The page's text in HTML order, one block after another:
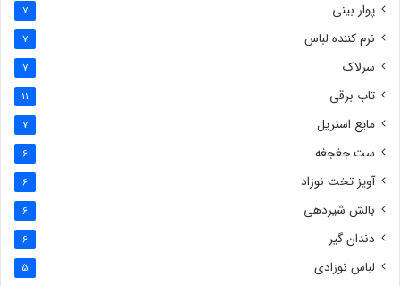
پوار بینی 7
نرم کننده لباس 7
سرلاک 7
تاب برقی 11
مایع استریل 7
ست جغجغه 6
آویز تخت نوزاد 6
بالش شیردهی 6
دندان گیر 6
لباس نوزادی 5